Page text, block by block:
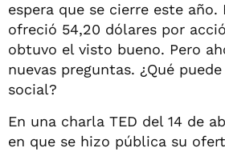
espera que se cierre este año.
ofreció 54,20 dólares por
obtuvo el visto bueno. Pero
nuevas preguntas. ¿Qué
social?
En una charla TED del 14 de
en que se hizo pública su